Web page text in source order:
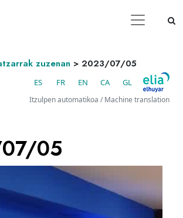
zuzenan > 2023/07/05
ES FR EN CA GL
Itzulpen automatikoa / Machine translation
05